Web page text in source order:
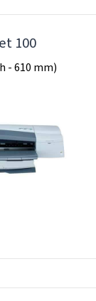
100
- 610 mm)